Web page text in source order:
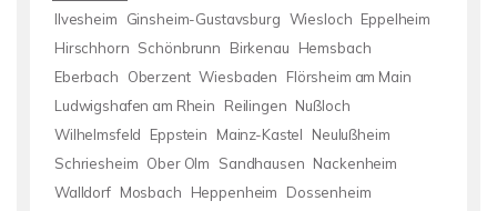
Ilvesheim
Ginsheim-Gustavsburg Wiesloch Eppelheim
Hirschhorn Schönbrunn Birkenau
Hemsbach
Eberbach
Oberzent Wiesbaden
Flörsheim am Main
Ludwigshafen am Rhein
Reilingen Nußloch
Wilhelmsfeld
Eppstein Mainz-Kastel
Neulußheim
Schriesheim Ober Olm Sandhausen Nackenheim
Walldorf Mosbach Heppenheim
Dossenheim